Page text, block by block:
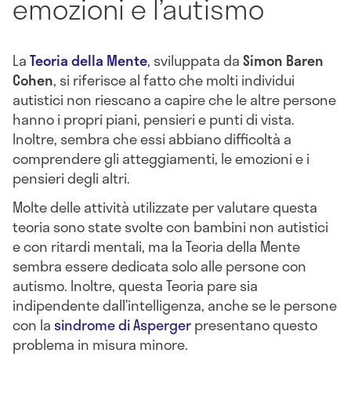
emozioni e l’autismo
LaTeoria della Mente, sviluppata daSimon Baren
Cohen, si riferisce al fatto che molti individui
autistici non riescano a capire che le altre persone
hanno i propri piani, pensieri e punti di vista.
Inoltre, sembra che essi abbiano difficoltà a
comprendere gli atteggiamenti, le emozioni e i
pensieri degli altri.
Molte delle attività utilizzate per valutare questa
teoria sono state svolte con bambini non autistici
e con ritardi mentali, ma la Teoria della Mente
sembra essere dedicata solo alle persone con
autismo. Inoltre, questa Teoria pare sia
indipendente dall’intelligenza, anche se le persone
con la sindrome di Aspergerpresentano questo
problema in misura minore.